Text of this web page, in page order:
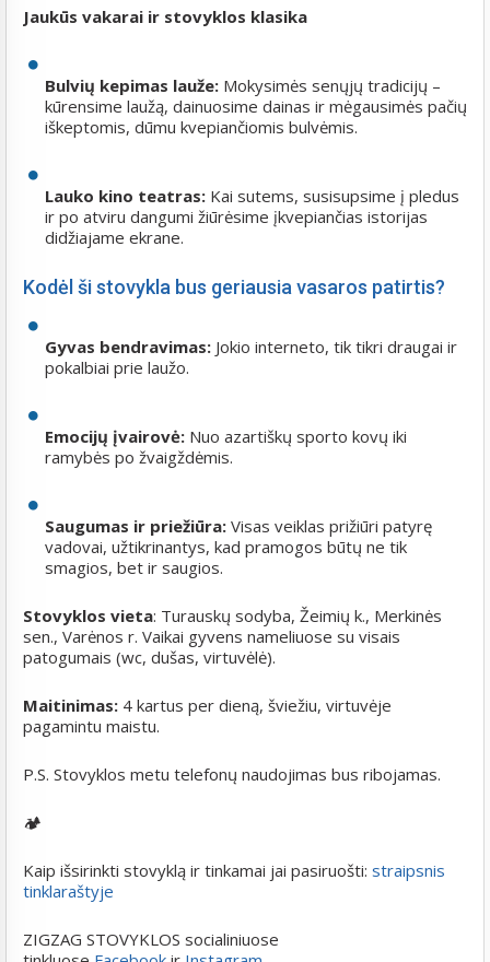
Jaukūs vakarai ir stovyklos klasika
Bulvių kepimas lauže: Mokysimės senųjų tradicijų –
kūrensime laužą, dainuosime dainas ir mėgausimės pačių
iškeptomis, dūmu kvepiančiomis bulvėmis.
Lauko kino teatras: Kai sutems, susisupsime į pledus
ir po atviru dangumi žiūrėsime įkvepiančias istorijas
didžiajame ekrane.
Kodėl ši stovykla bus geriausia vasaros patirtis?
Gyvas bendravimas: Jokio interneto, tik tikri draugai ir
pokalbiai prie laužo.
Emocijų įvairovė: Nuo azartiškų sporto kovų iki
ramybės po žvaigždėmis.
Saugumas ir priežiūra: Visas veiklas prižiūri patyrę
vadovai, užtikrinantys, kad pramogos būtų ne tik
smagios, bet ir saugios.
Stovyklos vieta: Turauskų sodyba, Žeimių k., Merkinės
sen., Varėnos r. Vaikai gyvens nameliuose su visais
patogumais (wc, dušas, virtuvėlė).
Maitinimas: 4 kartus per dieną, šviežiu, virtuvėje
pagamintu maistu.
P.S. Stovyklos metu telefonų naudojimas bus ribojamas.
🏕️
Kaip išsirinkti stovyklą ir tinkamai jai pasiruošti: straipsnis
tinklaraštyje
ZIGZAG STOVYKLOS socialiniuose